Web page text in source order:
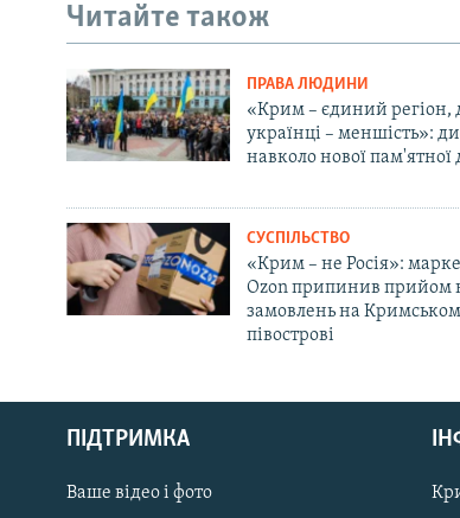
Русский
Qırımtatar
ДОЛУЧАЙСЯ!
Читайте також
ПРАВА ЛЮДИНИ
«Крим – єдиний регіон,
українці – меншість»:
навколо нової пам'ятної
СУСПІЛЬСТВО
«Крим – не Росія»:
Ozon припинив прийом
замовлень на
півострові
ПІДТРИМКА
Ваше відео і фото